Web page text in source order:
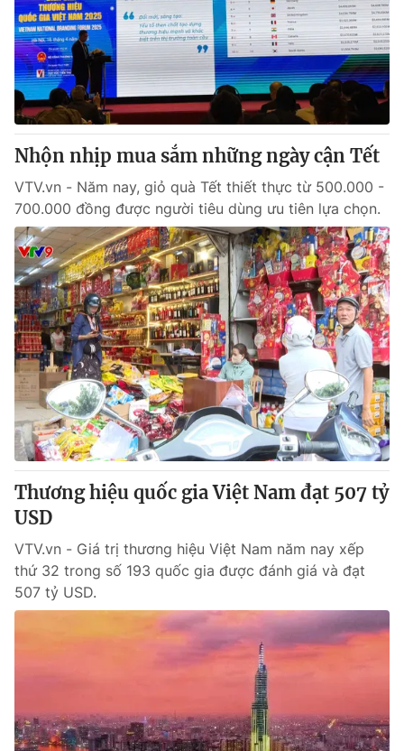
Cơ quan chủ quản:Đài Truyền hình Việt Nam
Cơ quan báo chí:Thời báo VTV
Giấy phép hoạt động báo in và báo điện tử số 483/GP-BTTTT
cấp ngày 29/12/2023
Tổng Biên tập:Vũ Thanh Thủy
Phó Tổng Biên tập:Nguyễn Thị Mỹ Hạnh, Phạm Quốc Thắng,
Nguyễn Trọng Ninh
024.38 355 931 - 024.38 355 932
Ðiện thoại Thời báo VTV: 024.66 897 897
Email:toasoan@vtv.vn
Liên hệ quảng cáo:024-7300.7108
® Cấm sao chép dưới mọi hình thức nếu không có sự chấp
thuận bằng văn bản. Ghi rõ nguồn VTV.vn khi phát hành lại
thông tin từ website này.
Nhộn nhịp mua sắm những ngày cận Tết
VTV.vn - Năm nay, giỏ quà Tết thiết thực từ 500.000 -
700.000 đồng được người tiêu dùng ưu tiên lựa chọn.
Thương hiệu quốc gia Việt Nam đạt 507 tỷ
USD
VTV.vn - Giá trị thương hiệu Việt Nam năm nay xếp
thứ 32 trong số 193 quốc gia được đánh giá và đạt
507 tỷ USD.